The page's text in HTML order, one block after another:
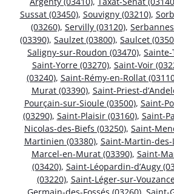
Sussat (03450), Souvigny (03210),
(03260), Servilly (03120),
(03390), Saulzet (03800), Saulcet
Saligny-sur-Roudon (03470),
Saint-Yorre (03270), Saint-Voir
(03240), Saint-Rémy-en-Rollat
Murat (03390), Saint-Priest-
Pourçain-sur-Sioule (03500), Saint-
(03290), Saint-Plaisir (03160), Saint-
Nicolas-des-Biefs (03250), Saint-
Martinien (03380), Saint-Martin-des-
Marcel-en-Murat (03390), Saint-
(03420), Saint-Léopardin-d’Augy
(03220), Saint-Léger-sur-